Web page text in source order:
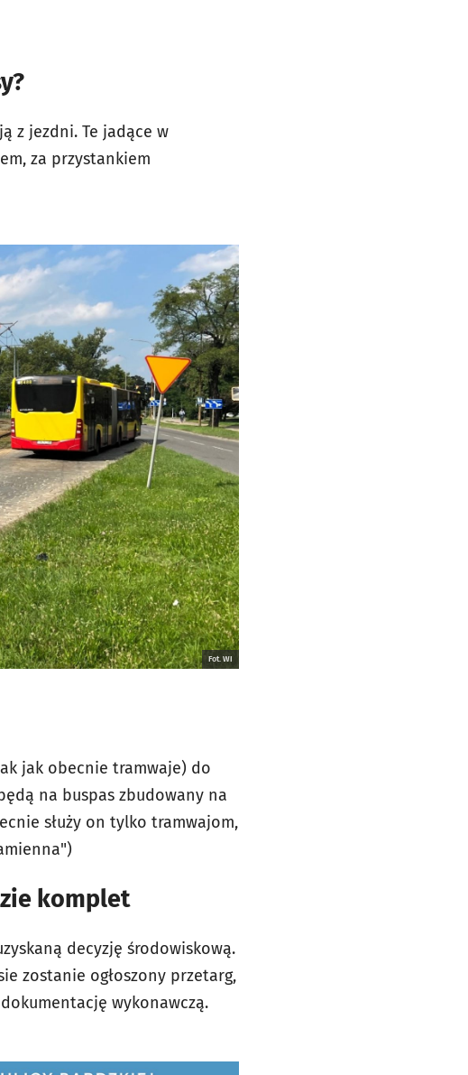
z jezdni. Te jadące w
za przystankiem
Fot. WI
jak obecnie tramwaje) do
na buspas zbudowany na
służy on tylko tramwajom,
komplet
decyzję środowiskową.
zostanie ogłoszony przetarg,
wykonawczą.